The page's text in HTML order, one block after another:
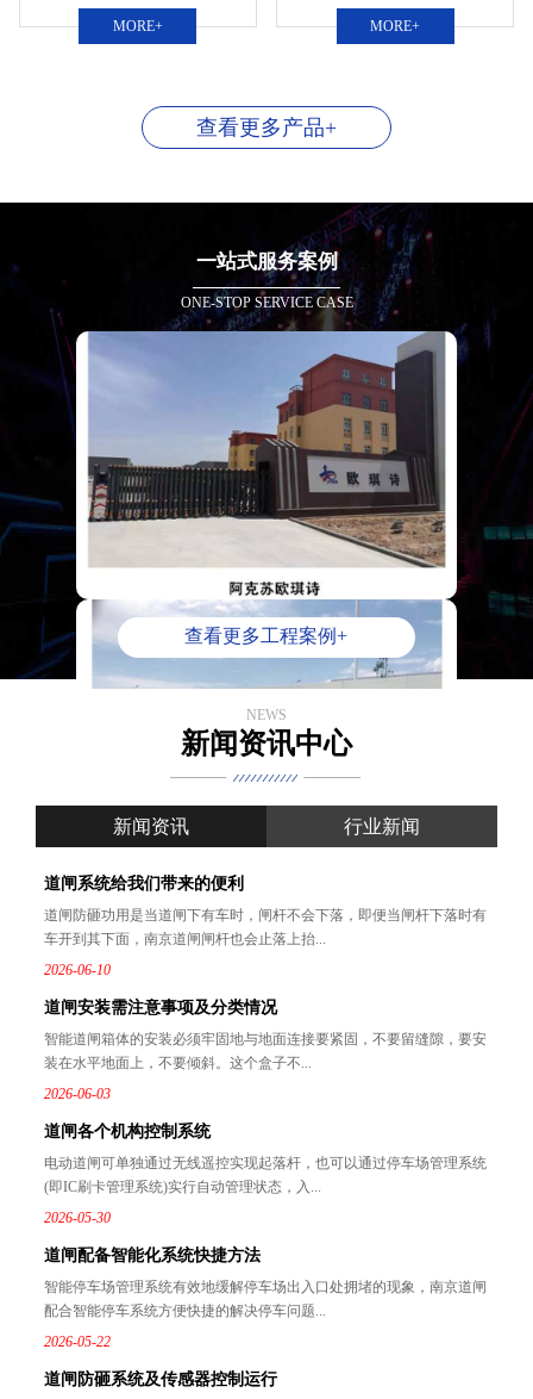
MORE+ MORE+
查看更多产品+
一站式服务案例
ONE-STOP SERVICE CASE
查看更多工程案例+
NEWS
新闻资讯中心
新闻资讯 行业新闻
道闸系统给我们带来的便利
道闸防砸功用是当道闸下有车时，闸杆不会下落，即便当闸杆下落时有
车开到其下面，南京道闸闸杆也会止落上抬...
2026-06-10
道闸安装需注意事项及分类情况
智能道闸箱体的安装必须牢固地与地面连接要紧固，不要留缝隙，要安
装在水平地面上，不要倾斜。这个盒子不...
2026-06-03
道闸各个机构控制系统
电动道闸可单独通过无线遥控实现起落杆，也可以通过停车场管理系统
(即IC刷卡管理系统)实行自动管理状态，入...
2026-05-30
道闸配备智能化系统快捷方法
智能停车场管理系统有效地缓解停车场出入口处拥堵的现象，南京道闸
配合智能停车系统方便快捷的解决停车问题...
2026-05-22
道闸防砸系统及传感器控制运行